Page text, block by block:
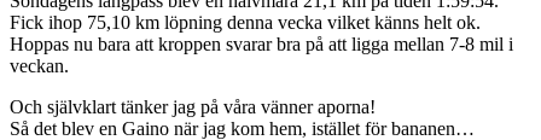
Fick ihop 75,10 km löpning denna vecka vilket känns helt ok.
Hoppas nu bara att kroppen svarar bra på att ligga mellan 7-8 mil i
veckan.
Och självklart tänker jag på våra vänner aporna!
Så det blev en Gaino när jag kom hem, istället för bananen…